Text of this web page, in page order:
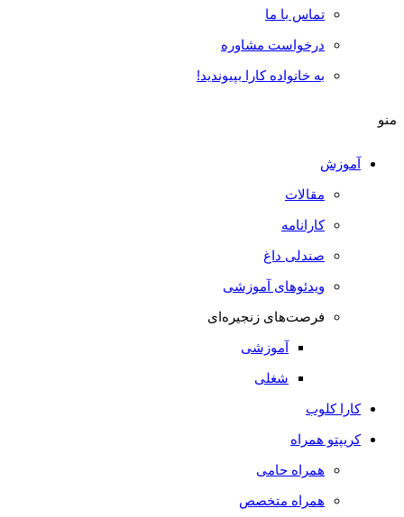
تماس با ما
درخواست مشاوره
به خانواده کارا بپیوندید!
منو
آموزش
مقالات
کارانامه
صندلی داغ
ویدئوهای آموزشی
فرصت‌های زنجیره‌ای
آموزشی
شغلی
کارا کلوب
کریپتو همراه
همراه حامی
همراه متخصص